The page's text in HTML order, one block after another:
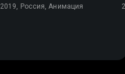
2019, Россия, Анимация